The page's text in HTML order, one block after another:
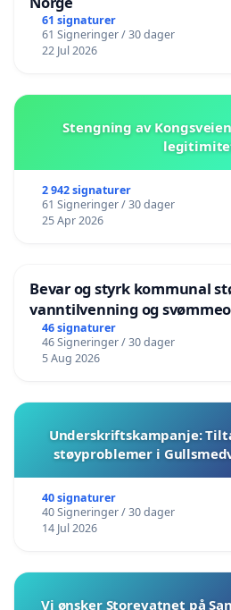
61 signaturer
61 Signeringer / 30 dager
22 Jul 2026
Stengning av
2 942 signaturer
61 Signeringer / 30 dager
25 Apr 2026
Bevar og styrk kommunal
vanntilvenning og
barnehagene i Haugesund
46 signaturer
46 Signeringer / 30 dager
5 Aug 2026
Underskriftskampanje:
støyproblemer i
40 signaturer
40 Signeringer / 30 dager
14 Jul 2026
Vi ønsker Storevatnet på